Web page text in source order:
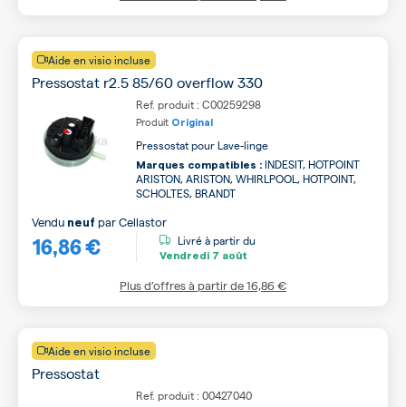
Aide en visio incluse
Pressostat r2.5 85/60 overflow 330
Ref. produit : C00259298
Produit Original
Pressostat pour Lave-linge
Marques compatibles : INDESIT, HOTPOINT
ARISTON, ARISTON, WHIRLPOOL, HOTPOINT,
SCHOLTES, BRANDT
16,86 €
Vendu neuf parCellastor
Livré à partir du
Vendredi 7 août
Plus d’offres à partir de16,86 €
Aide en visio incluse
Pressostat
Ref. produit : 00427040